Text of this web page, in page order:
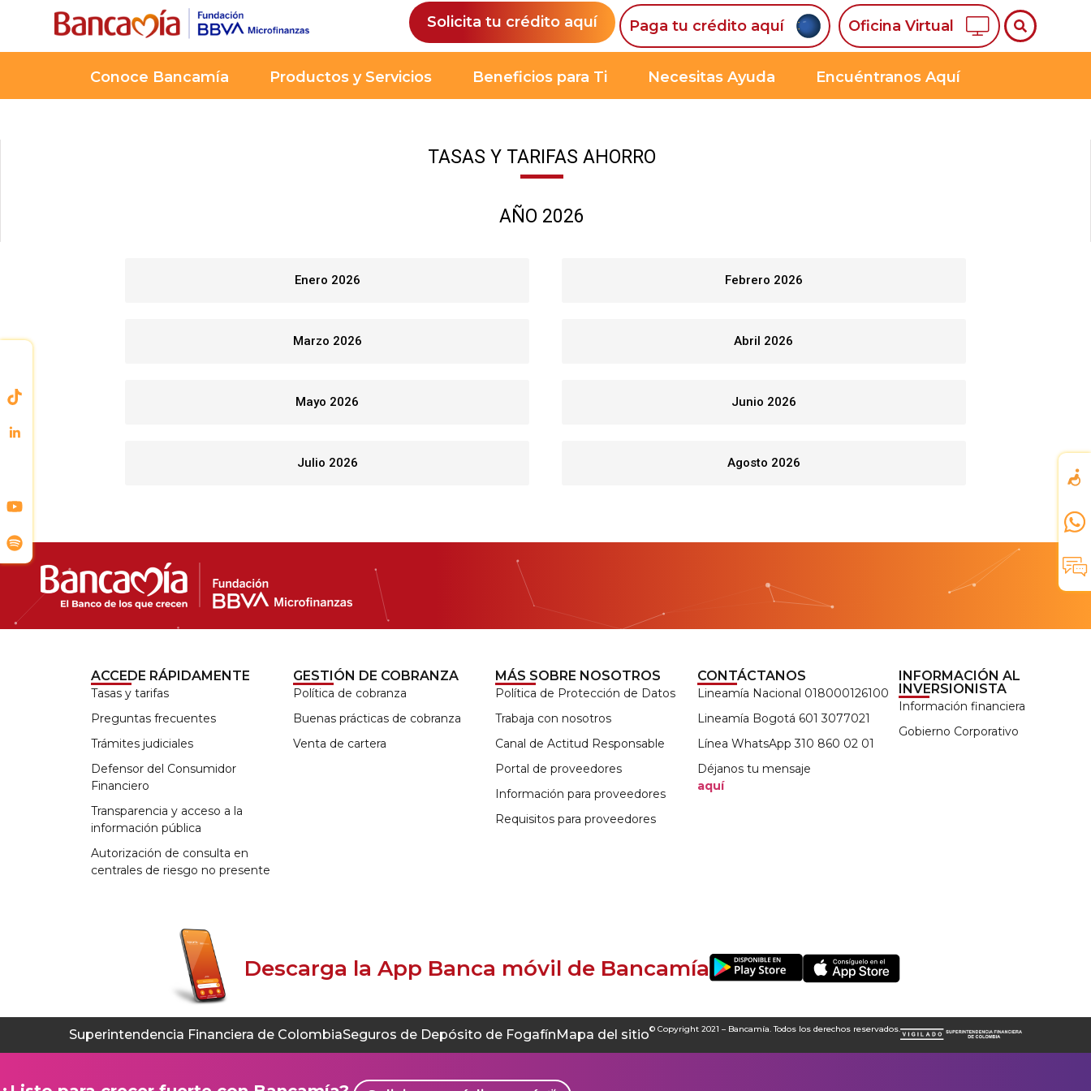
Solicita tu crédito aquí Paga tu crédito aquí Oficina Virtual
Conoce Bancamía Productos y Servicios Beneficios para Ti Necesitas Ayuda Encuéntranos Aquí
TASAS Y TARIFAS AHORRO
AÑO 2026
Enero 2026
Marzo 2026
Mayo 2026
Julio 2026
Febrero 2026
Abril 2026
Junio 2026
Agosto 2026
ACCEDE RÁPIDAMENTE
Tasas y tarifas
Preguntas frecuentes
Trámites judiciales
Defensor del Consumidor
Financiero
Transparencia y acceso a la
información pública
Autorización de consulta en
centrales de riesgo no presente
GESTIÓN DE COBRANZA
Política de cobranza
Buenas prácticas de cobranza
Venta de cartera
MÁS SOBRE NOSOTROS
Política de Protección de Datos
Trabaja con nosotros
Canal de Actitud Responsable
Portal de proveedores
Información para proveedores
Requisitos para proveedores
CONTÁCTANOS
Lineamía Nacional 018000126100
Lineamía Bogotá 601 3077021
Línea WhatsApp 310 860 02 01
Déjanos tu mensaje
aquí
INFORMACIÓN AL
INVERSIONISTA
Información financiera
Gobierno Corporativo
Descarga la App Banca móvil de Bancamía
Superintendencia Financiera de ColombiaSeguros de Depósito de FogafínMapa del sitio© Copyright 2021 – Bancamía. Todos los derechos reservados.